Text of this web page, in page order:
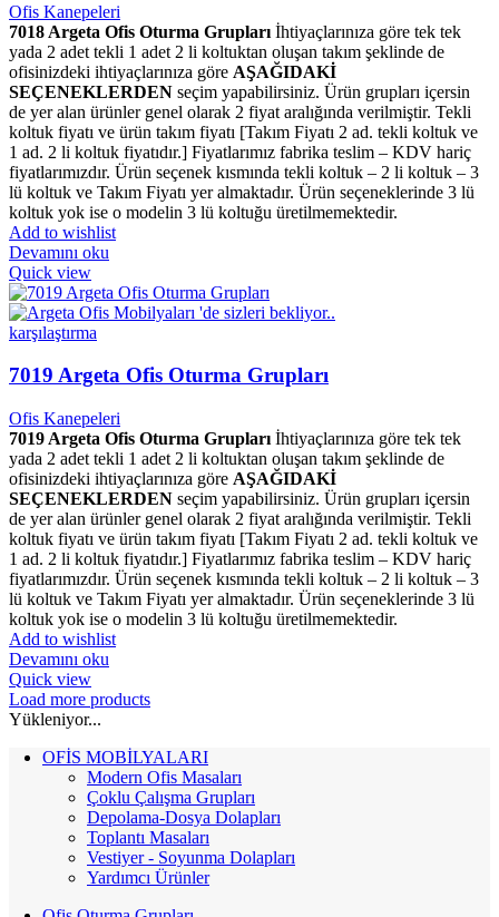
Ofis Kanepeleri
7018 Argeta Ofis Oturma Grupları İhtiyaçlarınıza göre tek tek
yada 2 adet tekli 1 adet 2 li koltuktan oluşan takım şeklinde de
ofisinizdeki ihtiyaçlarınıza göre AŞAĞIDAKİ
SEÇENEKLERDEN seçim yapabilirsiniz. Ürün grupları içersin
de yer alan ürünler genel olarak 2 fiyat aralığında verilmiştir. Tekli
koltuk fiyatı ve ürün takım fiyatı [Takım Fiyatı 2 ad. tekli koltuk ve
1 ad. 2 li koltuk fiyatıdır.] Fiyatlarımız fabrika teslim – KDV hariç
fiyatlarımızdır. Ürün seçenek kısmında tekli koltuk – 2 li koltuk – 3
lü koltuk ve Takım Fiyatı yer almaktadır. Ürün seçeneklerinde 3 lü
koltuk yok ise o modelin 3 lü koltuğu üretilmemektedir.
Add to wishlist
Devamını oku
Quick view
karşılaştırma
7019 Argeta Ofis Oturma Grupları
Ofis Kanepeleri
7019 Argeta Ofis Oturma Grupları İhtiyaçlarınıza göre tek tek
yada 2 adet tekli 1 adet 2 li koltuktan oluşan takım şeklinde de
ofisinizdeki ihtiyaçlarınıza göre AŞAĞIDAKİ
SEÇENEKLERDEN seçim yapabilirsiniz. Ürün grupları içersin
de yer alan ürünler genel olarak 2 fiyat aralığında verilmiştir. Tekli
koltuk fiyatı ve ürün takım fiyatı [Takım Fiyatı 2 ad. tekli koltuk ve
1 ad. 2 li koltuk fiyatıdır.] Fiyatlarımız fabrika teslim – KDV hariç
fiyatlarımızdır. Ürün seçenek kısmında tekli koltuk – 2 li koltuk – 3
lü koltuk ve Takım Fiyatı yer almaktadır. Ürün seçeneklerinde 3 lü
koltuk yok ise o modelin 3 lü koltuğu üretilmemektedir.
Add to wishlist
Devamını oku
Quick view
Load more products
Yükleniyor...
OFİS MOBİLYALARI
Modern Ofis Masaları
Çoklu Çalışma Grupları
Depolama-Dosya Dolapları
Toplantı Masaları
Vestiyer - Soyunma Dolapları
Yardımcı Ürünler